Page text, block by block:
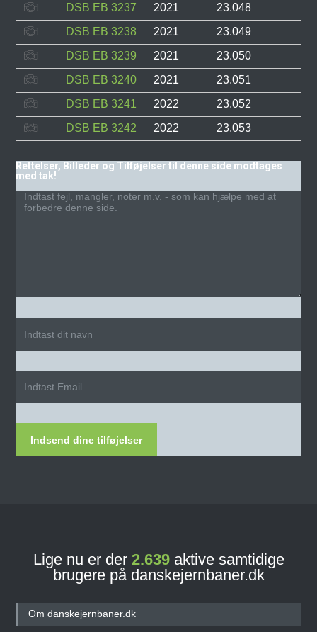
DSB EB 3237
2021 23.048
DSB EB 3238
2021 23.049
DSB EB 3239
2021 23.050
DSB EB 3240
2021 23.051
DSB EB 3241
2022 23.052
DSB EB 3242
2022 23.053
Rettelser, Billeder og Tilføjelser til denne side modtages
med tak!
Indsend dine tilføjelser
Lige nu er der 2.639aktive samtidige
brugere på danskejernbaner.dk
Om danskejernbaner.dk